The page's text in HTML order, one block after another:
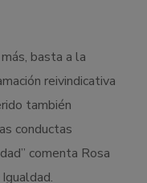
basta a la
reivindicativa
también
conductas
comenta Rosa